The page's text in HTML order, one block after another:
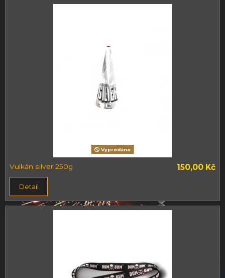
Vyprodáno
Vulkán silver 250g 150,00 Kč
Detail